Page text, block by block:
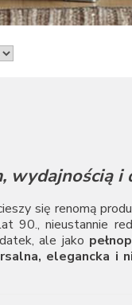
wydajnością i
się renomą
90., nieustannie
ale jako
elegancka i